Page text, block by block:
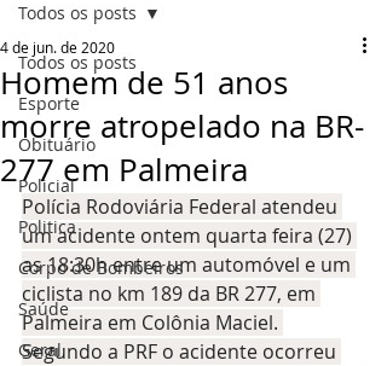
Todos os posts
Esporte
Obituário
Policial
Politica
Corpo de Bombeiros
Saúde
Geral
Todos os posts
Homem de 51 anos
morre atropelado na BR-
277 em Palmeira
4 de jun. de 2020
Polícia Rodoviária Federal atendeu
um acidente ontem quarta feira (27)
as 18:30h entre um automóvel e um
ciclista no km 189 da BR 277, em
Palmeira em Colônia Maciel.
Segundo a PRF o acidente ocorreu